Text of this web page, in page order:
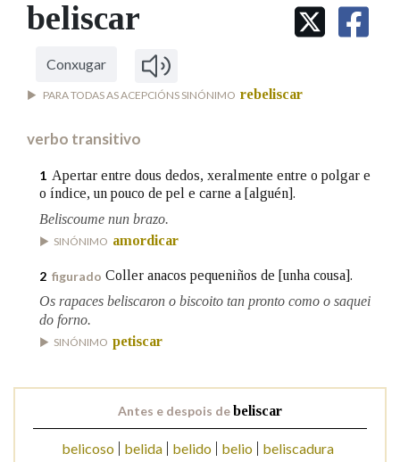
IDENTIDADE CORPORATIVA
MARCIAL DEL ADALID
FIGURAS HOMENAXEADAS
Facebook
TwitterYoutubeInstagram
Bluesky
BUSCAR NOS LEMAS
Comeza por
Contén
BUSCAR NO CONTIDO
Nas definicións
Na fraseoloxía
beliscar
Conxugar
PARA TODAS AS ACEPCIÓNS SINÓNIMO rebeliscar
verbo transitivo
1 Apertar entre dous dedos, xeralmente entre o polgar e
o índice, un pouco de pel e carne a [alguén].
Beliscoume nun brazo.
SINÓNIMO amordicar
2 figurado Coller anacos pequeniños de [unha cousa].
Os rapaces beliscaron o biscoito tan pronto como o saquei
do forno.
SINÓNIMO petiscar
Antes e despois debeliscar
belicoso belida belido belio
beliscadura